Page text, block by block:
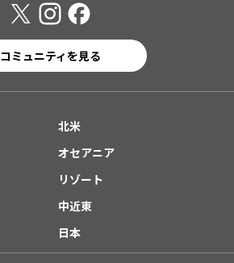
コミュニティを見る
北米
オセアニア
リゾート
中近東
日本